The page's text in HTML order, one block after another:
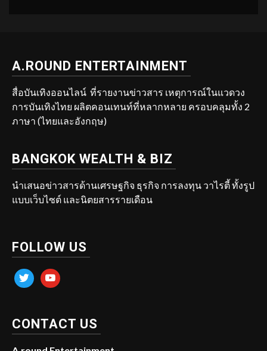
A.ROUND ENTERTAINMENT
สื่อบันเทิงออนไลน์ ที่รายงานข่าวสาร เหตุการณ์ในแวดวง
การบันเทิงไทย ผลิตคอนเทนท์ที่หลากหลาย ครอบคลุมทั้ง 2
ภาษา (ไทยและอังกฤษ)
BANGKOK WEALTH & BIZ
นำเสนอข่าวสารด้านเศรษฐกิจ ธุรกิจ การลงทุน วาไรตี้ ทั้งรูป
แบบเว็บไซต์ และนิตยสารรายเดือน
FOLLOW US
twitter youtube
CONTACT US